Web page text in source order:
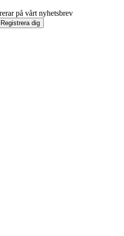
på vårt nyhetsbrev
Registrera dig